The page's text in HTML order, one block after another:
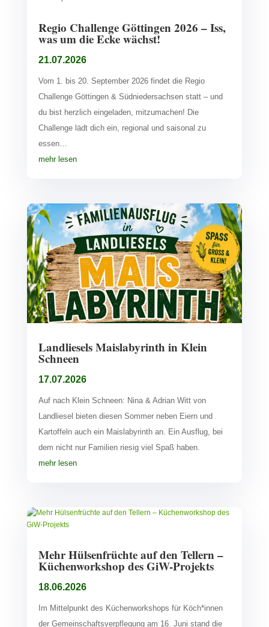
Regio Challenge Göttingen 2026 – Iss,
was um die Ecke wächst!
21.07.2026
Vom 1. bis 20. September 2026 findet die Regio
Challenge Göttingen & Südniedersachsen statt – und
du bist herzlich eingeladen, mitzumachen! Die
Challenge lädt dich ein, regional und saisonal zu
essen…
mehr lesen
Landliesels Maislabyrinth in Klein
Schneen
17.07.2026
Auf nach Klein Schneen: Nina & Adrian Witt von
Landliesel bieten diesen Sommer neben Eiern und
Kartoffeln auch ein Maislabyrinth an. Ein Ausflug, bei
dem nicht nur Familien riesig viel Spaß haben.
mehr lesen
Mehr Hülsenfrüchte auf den Tellern –
Küchenworkshop des GiW-Projekts
18.06.2026
Im Mittelpunkt des Küchenworkshops für Köch*innen
der Gemeinschaftsverpflegung am 16. Juni stand die